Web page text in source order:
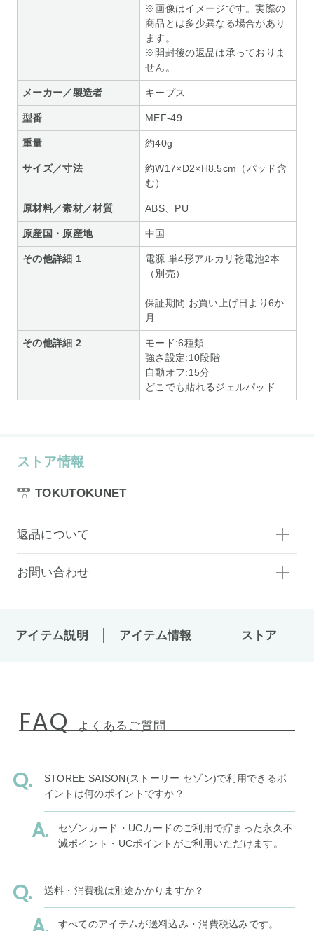
※画像はイメージです。実際の
商品とは多少異なる場合があり
ます。
※開封後の返品は承っておりま
せん。
メーカー／製造者 キープス
型番 MEF-49
重量 約40g
サイズ／寸法
約W17×D2×H8.5cm（パッド含
む）
原材料／素材／材質 ABS、PU
原産国・原産地 中国
その他詳細 1
電源 単4形アルカリ乾電池2本
（別売）
保証期間 お買い上げ日より6か
月
その他詳細 2
モード:6種類
強さ設定:10段階
自動オフ:15分
どこでも貼れるジェルパッド
ストア情報
TOKUTOKUNET
返品について
お問い合わせ
アイテム説明 アイテム情報 ストア
FAQ よくあるご質問
STOREE SAISON(ストーリー セゾン)で利用できるポ
イントは何のポイントですか？
セゾンカード・UCカードのご利用で貯まった永久不
滅ポイント・UCポイントがご利用いただけます。
送料・消費税は別途かかりますか？
すべてのアイテムが送料込み・消費税込みです。